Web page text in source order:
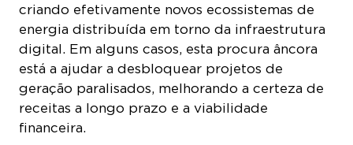
criando efetivamente novos ecossistemas de
energia distribuída em torno da infraestrutura
digital. Em alguns casos, esta procura âncora
está a ajudar a desbloquear projetos de
geração paralisados, melhorando a certeza de
receitas a longo prazo e a viabilidade
financeira.